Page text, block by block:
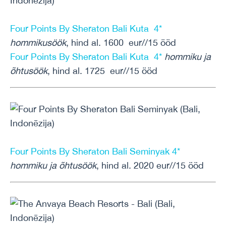
Four Points By Sheraton Bali Kuta 4*
hommikusöök, hind al. 1600 eur//15 ööd
Four Points By Sheraton Bali Kuta 4* hommiku ja
õhtusöök, hind al. 1725 eur//15 ööd
Four Points By Sheraton Bali Seminyak 4*
hommiku ja õhtusöök, hind al. 2020 eur//15 ööd